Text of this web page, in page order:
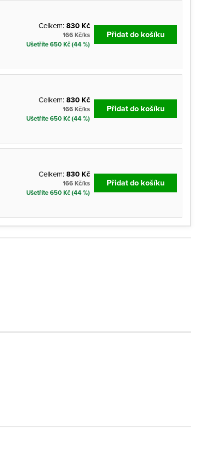
Celkem:830 Kč
166 Kč/ks
Ušetříte 650 Kč (44 %)
Přidat do košíku
Celkem:830 Kč
166 Kč/ks
Ušetříte 650 Kč (44 %)
Přidat do košíku
Celkem:830 Kč
166 Kč/ks
Ušetříte 650 Kč (44 %)
Přidat do košíku